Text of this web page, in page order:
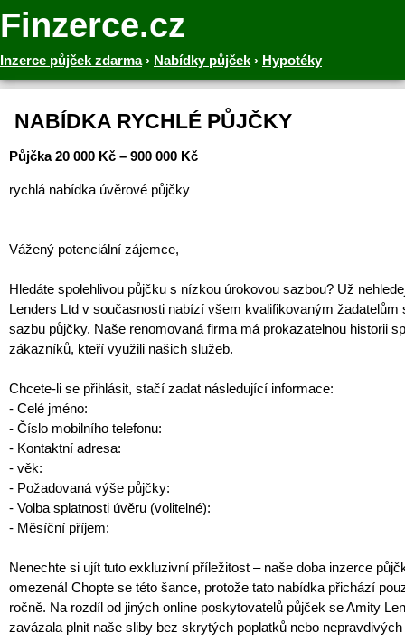
Finzerce.cz
Inzerce půjček zdarma› Nabídky půjček › Hypotéky
‎ NABÍDKA RYCHLÉ PŮJČKY
Půjčka 20 000 Kč – 900 000 Kč
rychlá nabídka úvěrové půjčky
Vážený potenciální zájemce,
Hledáte spolehlivou půjčku s nízkou úrokovou sazbou? Už
Lenders Ltd v současnosti nabízí všem kvalifikovaným žadatelům
sazbu půjčky. Naše renomovaná firma má prokazatelnou historii
zákazníků, kteří využili našich služeb.
Chcete-li se přihlásit, stačí zadat následující informace:
- Celé jméno:
- Číslo mobilního telefonu:
- Kontaktní adresa:
- věk:
- Požadovaná výše půjčky:
- Volba splatnosti úvěru (volitelné):
- Měsíční příjem:
Nenechte si ujít tuto exkluzivní příležitost – naše doba inzerce
omezená! Chopte se této šance, protože tato nabídka přichází
ročně. Na rozdíl od jiných online poskytovatelů půjček se Amity
zavázala plnit naše sliby bez skrytých poplatků nebo